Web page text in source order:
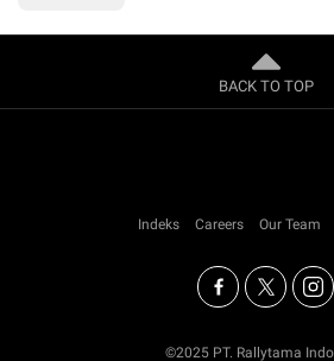
BACK TO TOP
Indeks Careers Our Team
©2025 PT. Rallytama